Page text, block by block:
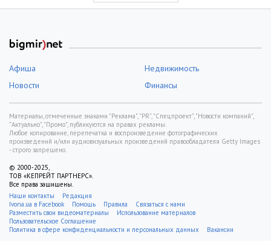
Афиша
Недвижимость
Новости
Финансы
Материалы, отмеченные знаками "Реклама", "PR", "Спецпроект", "Новости компаний",
"Актуально", "Промо", публикуются на правах рекламы.
Любое копирование, перепечатка и воспроизведение фотографических
произведений и/или аудиовизуальных произведений правообладателя Getty Images
- строго запрещено.
© 2000-2025,
ТОВ «КЕПРЕЙТ ПАРТНЕРС».
Все права защищены.
Наши контакты
Редакция
Ivona.ua в Facebook
Помощь Правила
Связаться с нами
Разместить свои видеоматериалы
Использование материалов
Пользовательское Соглашение
Политика в сфере конфиденциальности и персональных данных
Вакансии